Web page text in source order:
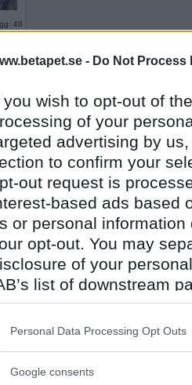
- Do Not Process
you wish to opt-out of
of your
advertising by
to confirm your
out request is
based ads based
or personal
opt-out. You may
of your
list of downstream
be disclosed by us
Participants
note that this
Personal Data Processing Opt Outs
Google consents
48
äLtande
181
lUngsot